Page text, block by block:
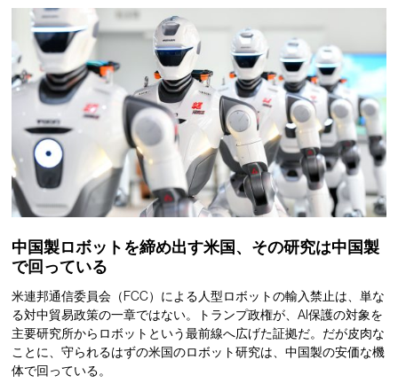
中国製ロボットを締め出す米国、その研究は中国製
で回っている
米連邦通信委員会（FCC）による人型ロボットの輸入禁止は、単な
る対中貿易政策の一章ではない。トランプ政権が、AI保護の対象を
主要研究所からロボットという最前線へ広げた証拠だ。だが皮肉な
ことに、守られるはずの米国のロボット研究は、中国製の安価な機
体で回っている。